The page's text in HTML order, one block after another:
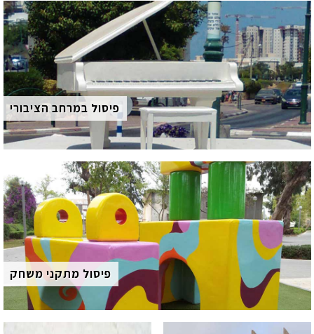
פיסול במרחב הציבורי
פיסול מתקני משחק